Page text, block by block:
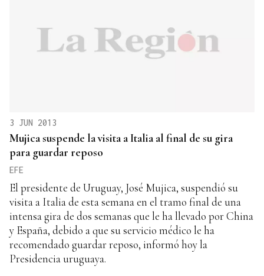
3 JUN 2013
Mujica suspende la visita a Italia al final de su gira
para guardar reposo
EFE
El presidente de Uruguay, José Mujica, suspendió su
visita a Italia de esta semana en el tramo final de una
intensa gira de dos semanas que le ha llevado por China
y España, debido a que su servicio médico le ha
recomendado guardar reposo, informó hoy la
Presidencia uruguaya.